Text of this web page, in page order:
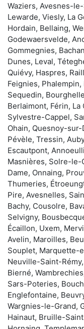
Waziers, Avesnes-
Lewarde, Viesly, La
Hordain, Bellaing,
Godewaersvelde,
Gommegnies,
Dunes, Leval,
Quiévy, Haspres,
Feignies,
Sequedin,
Berlaimont, Férin,
Sylvestre-Cappel,
Ohain, Quesnoy-
Pévèle, Tressin,
Escautpont,
Masnières, Solre-le-
Dame, Onnaing,
Thumeries,
Pire, Avesnelles,
Bachy, Cousolre,
Selvigny,
Écaillon, Uxem,
Avelin, Maroilles,
Souplet, Marquette-
Neuville-Saint-
Bierné,
Sars-Poteries,
Englefontaine,
Wargnies-le-Grand,
Hainaut, Bruille-